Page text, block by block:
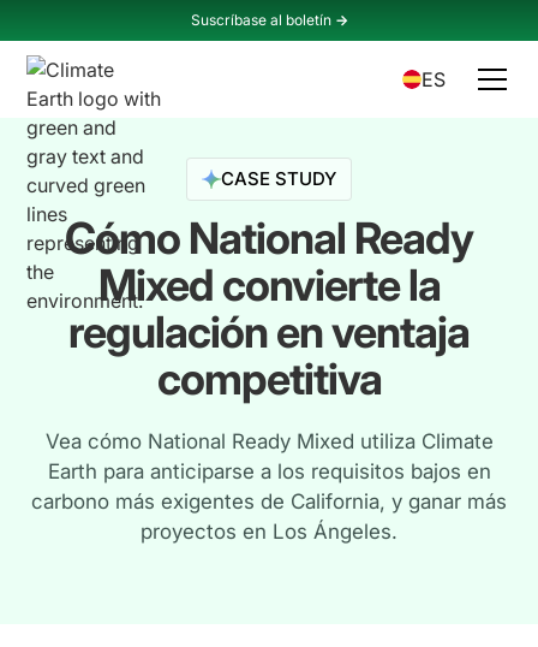
Suscríbase al boletín ->
ES
CASE STUDY
Cómo National Ready
Mixed convierte la
regulación en ventaja
competitiva
Vea cómo National Ready Mixed utiliza Climate
Earth para anticiparse a los requisitos bajos en
carbono más exigentes de California, y ganar más
proyectos en Los Ángeles.